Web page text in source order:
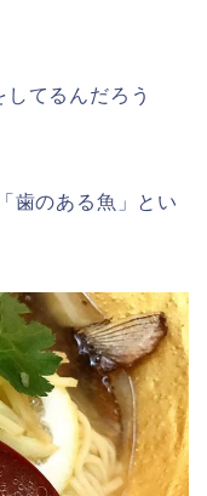
てるんだろう
歯のある魚」とい